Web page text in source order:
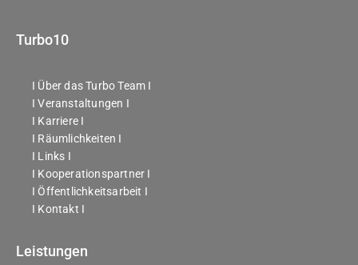
Turbo10
I Über das Turbo Team I
I Veranstaltungen I
I Karriere I
I Räumlichkeiten I
I Links I
I Kooperationspartner I
I Öffentlichkeitsarbeit I
I Kontakt I
Leistungen